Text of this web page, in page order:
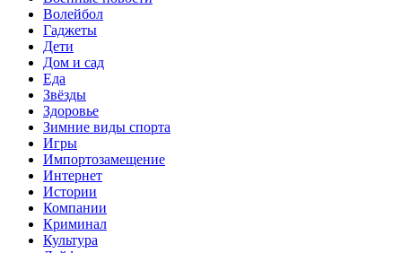
Волейбол
Гаджеты
Дети
Дом и сад
Еда
Звёзды
Здоровье
Зимние виды спорта
Игры
Импортозамещение
Интернет
Истории
Компании
Криминал
Культура